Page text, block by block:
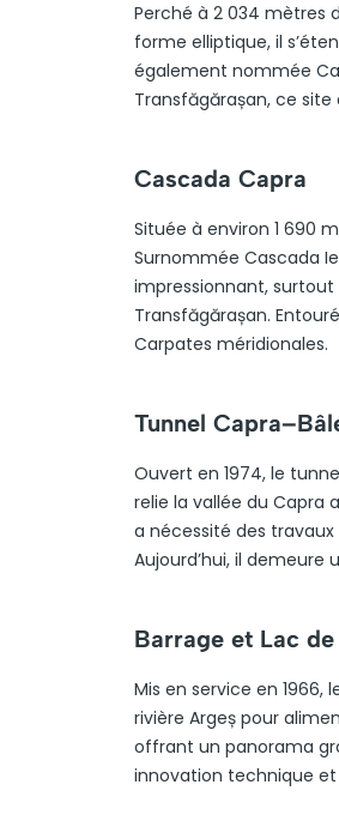
Perché à 2 034 mètres
forme elliptique, il
également nommée
Transfăgărașan, ce
Cascada Capra
Située à environ 1 690
Surnommée Cascada
impressionnant,
Transfăgărașan.
Carpates méridionales.
Tunnel
Ouvert en 1974, le
relie la vallée du Capra
a nécessité des
Aujourd’hui, il demeure
Barrage et Lac
Mis en service en
rivière Argeș pour
offrant un panorama
innovation technique et